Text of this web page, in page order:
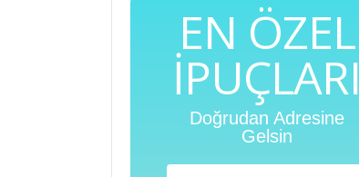
EN ÖZEL
İPUÇLARI
Doğrudan Adresine
Gelsin